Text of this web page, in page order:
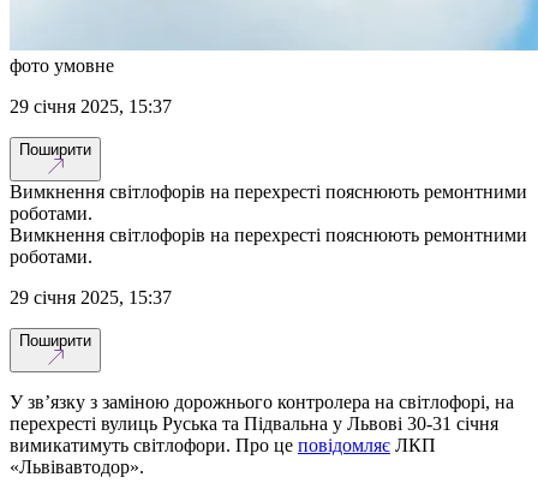
фото умовне
29 січня 2025, 15:37
Поширити
Вимкнення світлофорів на перехресті пояснюють ремонтними
роботами.
Вимкнення світлофорів на перехресті пояснюють ремонтними
роботами.
29 січня 2025, 15:37
Поширити
У зв’язку з заміною дорожнього контролера на світлофорі, на
перехресті вулиць Руська та Підвальна у Львові 30-31 січня
вимикатимуть світлофори. Про це повідомляє ЛКП
«Львівавтодор».